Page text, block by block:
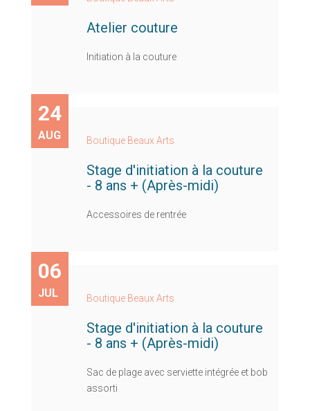
Atelier couture
Initiation à la couture
24
AUG Boutique Beaux Arts
Stage d'initiation à la couture
- 8 ans + (Après-midi)
Accessoires de rentrée
06
JUL Boutique Beaux Arts
Stage d'initiation à la couture
- 8 ans + (Après-midi)
Sac de plage avec serviette intégrée et bob
assorti